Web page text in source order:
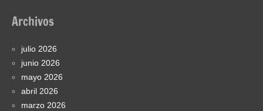
Archivos
julio 2026
junio 2026
mayo 2026
abril 2026
marzo 2026